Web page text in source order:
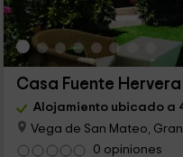
Casa Fuente Hervera
Alojamiento ubicado a
Vega de San Mateo,
0 opiniones